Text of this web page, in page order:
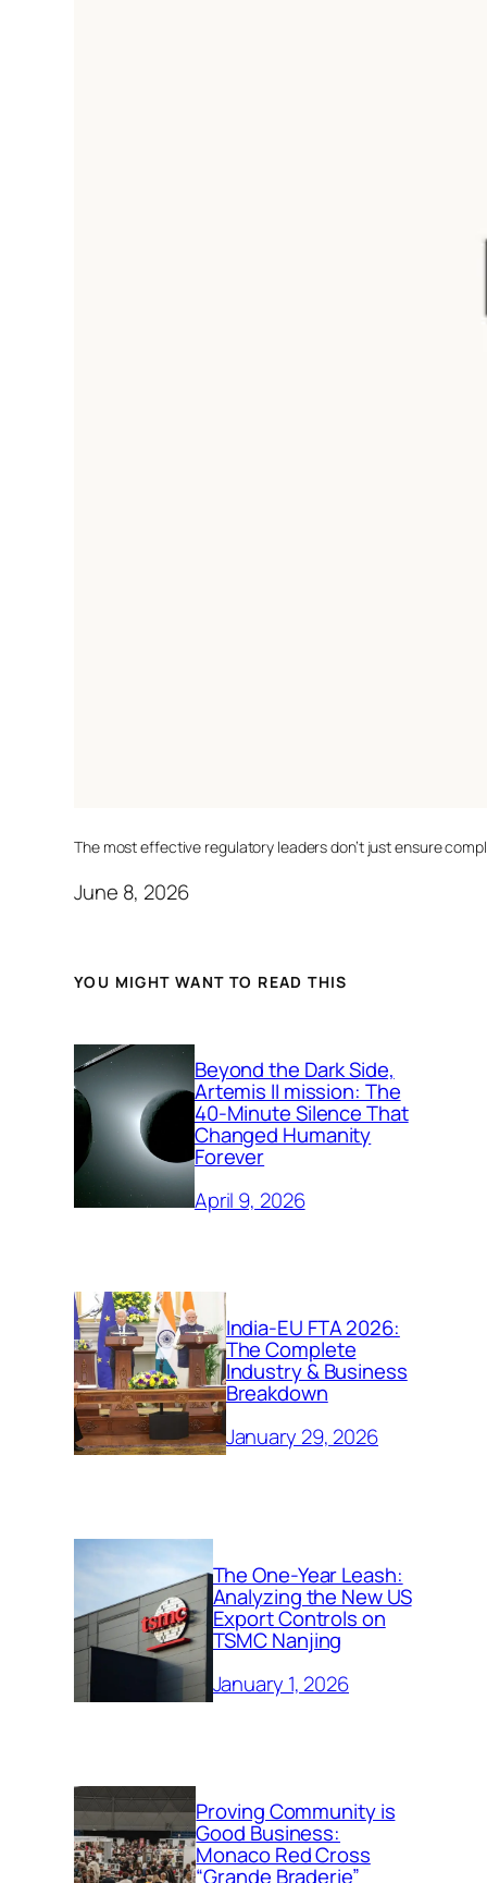
The most effective regulatory leaders don’t just ensure
June 8, 2026
YOU MIGHT WANT TO READ THIS
Beyond the Dark Side,
Artemis II mission: The
40-Minute Silence That
Changed Humanity
Forever
April 9, 2026
India-EU FTA 2026:
The Complete
Industry & Business
Breakdown
January 29, 2026
The One-Year Leash:
Analyzing the New US
Export Controls on
TSMC Nanjing
January 1, 2026
Proving Community is
Good Business:
Monaco Red Cross
“Grande Braderie”